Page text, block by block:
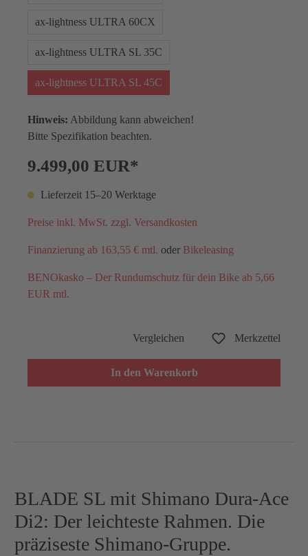
ax-lightness ULTRA 60CX
ax-lightness ULTRA SL 35C
ax-lightness ULTRA SL 45C
Hinweis: Abbildung kann abweichen!
Bitte Spezifikation beachten.
9.499,00 EUR*
Lieferzeit 15–20 Werktage
Preise inkl. MwSt. zzgl. Versandkosten
Finanzierung ab 163,55 € mtl. oder Bikeleasing
BENOkasko – Der Rundumschutz für dein Bike ab 5,66
EUR mtl.
Vergleichen Merkzettel
In den Warenkorb
BLADE SL mit Shimano Dura-Ace
Di2: Der leichteste Rahmen. Die
präziseste Shimano-Gruppe.